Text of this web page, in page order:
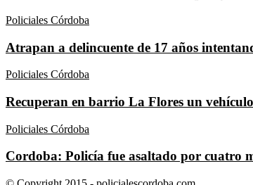
Policiales Córdoba
Atrapan a delincuente de 17 años
Policiales Córdoba
Recuperan en barrio La Flores un
Policiales Córdoba
Cordoba: Policía fue asaltado por cuatro